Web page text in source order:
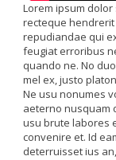
Lorem ipsum
recteque
repudiandae qui
feugiat erroribus
quando ne. No
mel ex, justo
Ne usu nonumes
aeterno nusquam
usu brute labores
convenire et. Id
deterruisset ius